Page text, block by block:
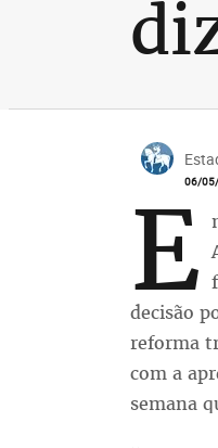
06/
E
decisão
reforma
com a
semana